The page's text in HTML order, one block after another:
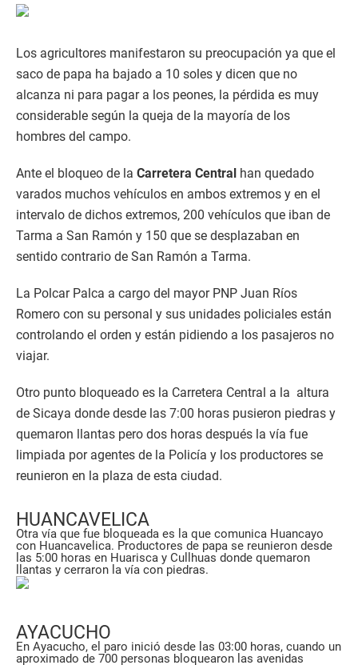
Los agricultores manifestaron su preocupación ya que el
saco de papa ha bajado a 10 soles y dicen que no
alcanza ni para pagar a los peones, la pérdida es muy
considerable según la queja de la mayoría de los
hombres del campo.
Ante el bloqueo de la Carretera Central han quedado
varados muchos vehículos en ambos extremos y en el
intervalo de dichos extremos, 200 vehículos que iban de
Tarma a San Ramón y 150 que se desplazaban en
sentido contrario de San Ramón a Tarma.
La Polcar Palca a cargo del mayor PNP Juan Ríos
Romero con su personal y sus unidades policiales están
controlando el orden y están pidiendo a los pasajeros no
viajar.
Otro punto bloqueado es la Carretera Central a la altura
de Sicaya donde desde las 7:00 horas pusieron piedras y
quemaron llantas pero dos horas después la vía fue
limpiada por agentes de la Policía y los productores se
reunieron en la plaza de esta ciudad.
HUANCAVELICA
Otra vía que fue bloqueada es la que comunica Huancayo
con Huancavelica. Productores de papa se reunieron desde
las 5:00 horas en Huarisca y Cullhuas donde quemaron
llantas y cerraron la vía con piedras.
AYACUCHO
En Ayacucho, el paro inició desde las 03:00 horas, cuando un
aproximado de 700 personas bloquearon las avenidas